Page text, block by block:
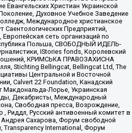
Евангельских Христиан Украинской
Духовное Учебное Заведение
Международное христианское
Саентологических Предприятий,
сеть организаций по
Польша, СВОБОДНЫЙ ИДЕЛЬ-
IStories fonds, Королевский
КРИМСЬКА ПРАВОЗАХИСНА
Stichting Bellingcat, Bellingcat Ltd, The
Центральной и Восточной
Calvert 22 Foundation, Канадский
Макдональда-Лорье, Украинская
Декабристы, Международный
Свободная пресса, Возрождение,
, Риддл, Русский антивоенный комитет в
Сахарова, Форум свободной
Transparеncy International, Форум